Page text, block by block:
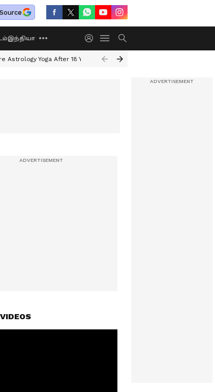
இந்தியா
Astrology Yoga After 18 Years Dwi Pushkar Yoga 2026